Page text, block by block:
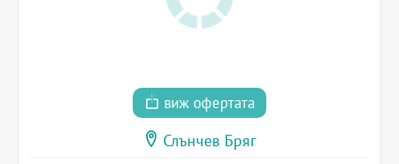
виж офертата
Слънчев Бряг